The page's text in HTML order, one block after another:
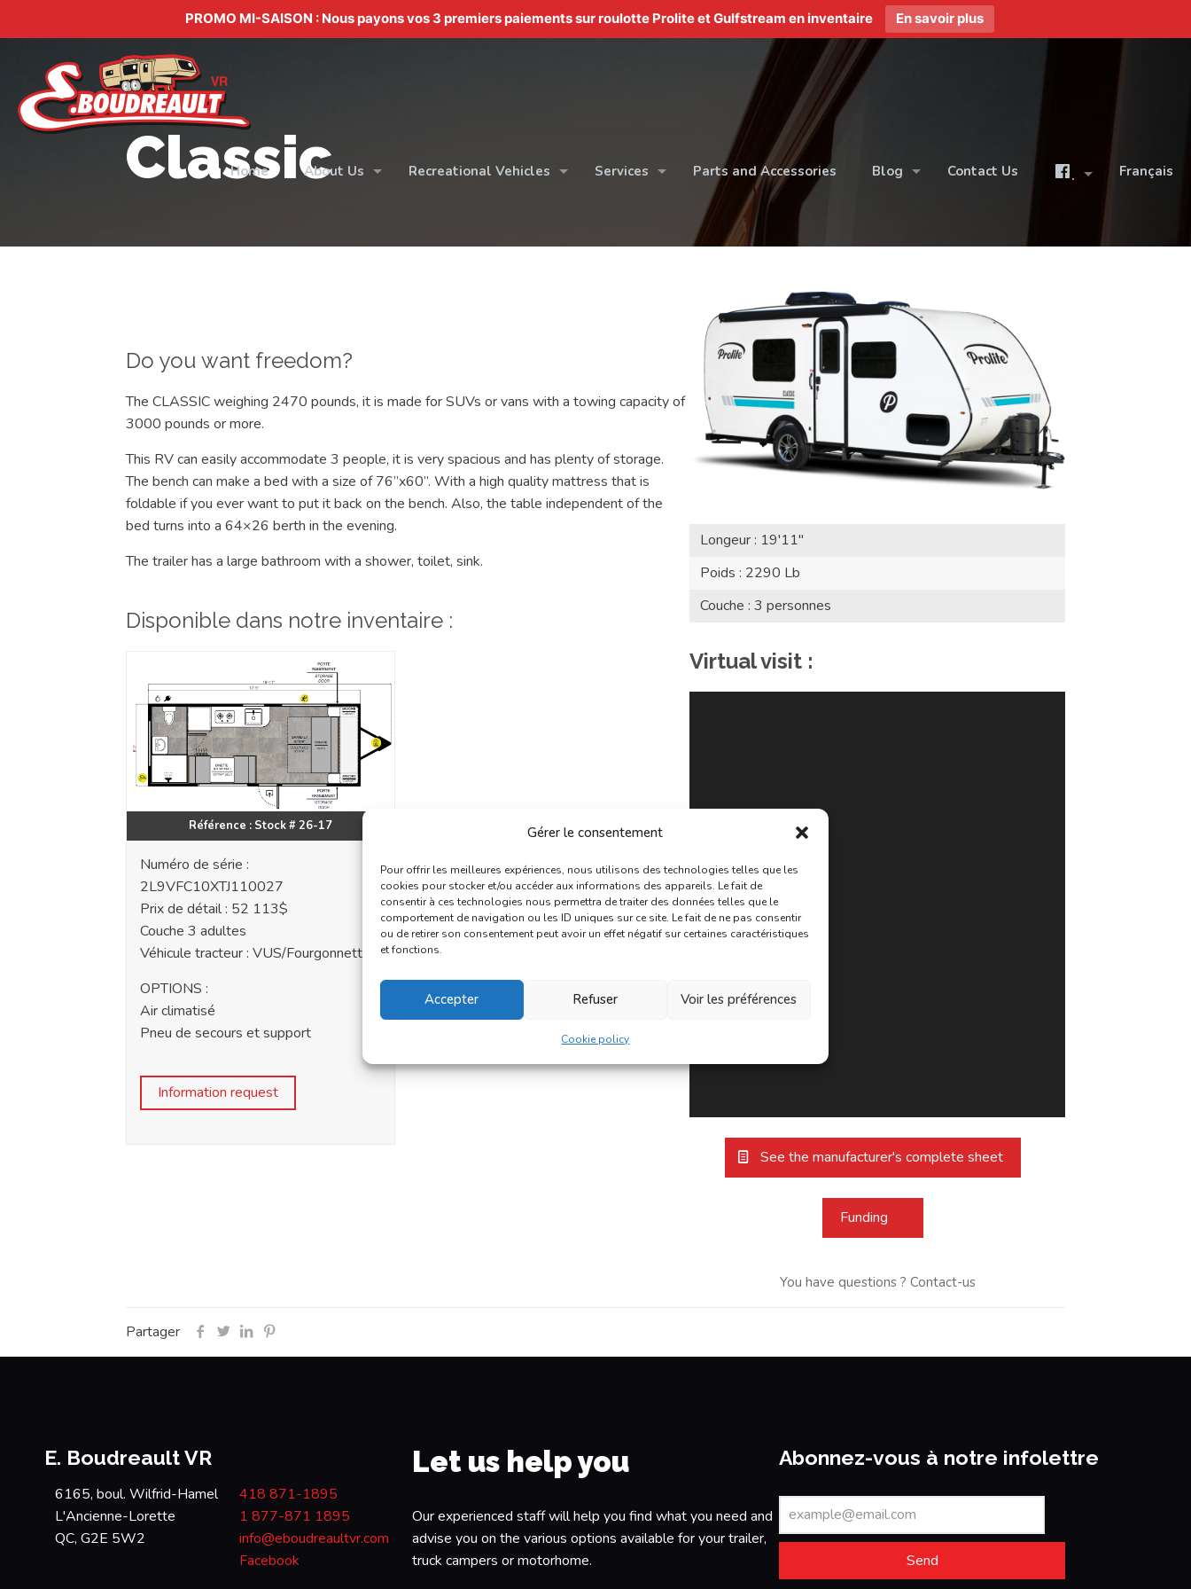
PROMO MI-SAISON : Nous payons vos 3 premiers paiements sur roulotte Prolite et Gulfstream en inventaire En savoir plus
Gérer le consentement
Pour offrir les meilleures expériences, nous utilisons des technologies telles que les
cookies pour stocker et/ou accéder aux informations des appareils. Le fait de
consentir à ces technologies nous permettra de traiter des données telles que le
comportement de navigation ou les ID uniques sur ce site. Le fait de ne pas consentir
ou de retirer son consentement peut avoir un effet négatif sur certaines caractéristiques
et fonctions.
Accepter Refuser Voir les préférences
Cookie policy
Home About Us Recreational Vehicles Services Parts and Accessories Blog Contact Us . Français
Classic
Do you want freedom?
The CLASSIC weighing 2470 pounds, it is made for SUVs or vans with a towing capacity of
3000 pounds or more.
This RV can easily accommodate 3 people, it is very spacious and has plenty of storage.
The bench can make a bed with a size of 76”x60”. With a high quality mattress that is
foldable if you ever want to put it back on the bench. Also, the table independent of the
bed turns into a 64×26 berth in the evening.
The trailer has a large bathroom with a shower, toilet, sink.
Disponible dans notre inventaire :
Référence : Stock # 26-17
Numéro de série :
2L9VFC10XTJ110027
Prix de détail : 52 113$
Couche 3 adultes
Véhicule tracteur : VUS/Fourgonnette
OPTIONS :
Air climatisé
Pneu de secours et support
Information request
Longeur : 19'11"
Poids : 2290 Lb
Couche : 3 personnes
Virtual visit :
See the manufacturer's complete sheet
Funding
You have questions ? Contact-us
Partager
E. Boudreault VR
6165, boul. Wilfrid-Hamel
L'Ancienne-Lorette
QC, G2E 5W2
418 871-1895
1 877-871 1895
info@eboudreaultvr.com
Facebook
Let us help you
Our experienced staff will help you find what you need and
advise you on the various options available for your trailer,
truck campers or motorhome.
Abonnez-vous à notre infolettre
Send